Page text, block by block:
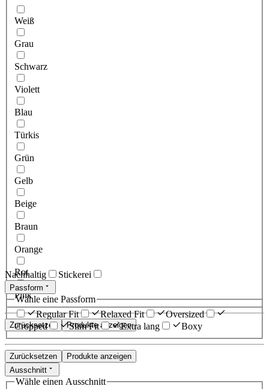
Weiß
Grau
Schwarz
Violett
Blau
Türkis
Grün
Gelb
Beige
Braun
Orange
Rot
Pink
Zurücksetzen Produkte anzeigen
Nachhaltig Stickerei
Passform
Wähle eine Passform
Regular Fit
Relaxed Fit
Oversized
Cropped
Slim Fit Extra lang Boxy
Zurücksetzen
Produkte anzeigen
Ausschnitt
Wähle einen Ausschnitt